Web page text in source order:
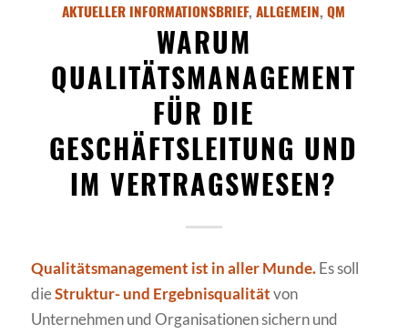
AKTUELLER INFORMATIONSBRIEF,ALLGEMEIN,QM
WARUM
QUALITÄTSMANAGEMENT
FÜR DIE
GESCHÄFTSLEITUNG UND
IM VERTRAGSWESEN?
Qualitätsmanagement ist in aller Munde.Es soll
dieStruktur- und Ergebnisqualitätvon
Unternehmen und Organisationen sichern und